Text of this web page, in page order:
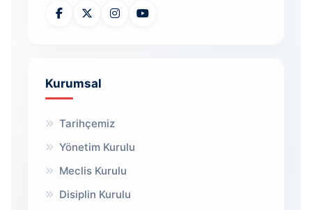
Kurumsal
Tarihçemiz
Yönetim Kurulu
Meclis Kurulu
Disiplin Kurulu